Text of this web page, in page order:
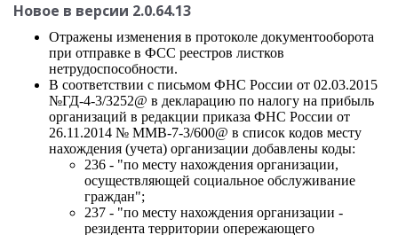
Новое в версии 2.0.64.13
Отражены изменения в протоколе документооборота
при отправке в ФСС реестров листков
нетрудоспособности.
В соответствии с письмом ФНС России от 02.03.2015
№ГД-4-3/3252@ в декларацию по налогу на прибыль
организаций в редакции приказа ФНС России от
26.11.2014 № ММВ-7-3/600@ в список кодов месту
нахождения (учета) организации добавлены коды:
236 - "по месту нахождения организации,
осуществляющей социальное обслуживание
граждан";
237 - "по месту нахождения организации -
резидента территории опережающего